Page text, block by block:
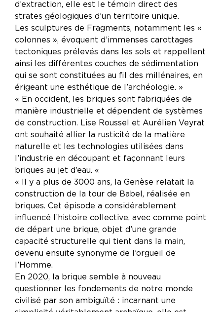
d’extraction, elle est le témoin direct des
strates géologiques d’un territoire unique.
Les sculptures de Fragments, notamment les «
colonnes », évoquent d’immenses carottages
tectoniques prélevés dans les sols et rappellent
ainsi les différentes couches de sédimentation
qui se sont constituées au fil des millénaires, en
érigeant une esthétique de l’archéologie. »
« En occident, les briques sont fabriquées de
manière industrielle et dépendent de systèmes
de construction. Lise Roussel et Aurélien Veyrat
ont souhaité allier la rusticité de la matière
naturelle et les technologies utilisées dans
l’industrie en découpant et façonnant leurs
briques au jet d’eau. «
« Il y a plus de 3000 ans, la Genèse relatait la
construction de la tour de Babel, réalisée en
briques. Cet épisode a considérablement
influencé l’histoire collective, avec comme point
de départ une brique, objet d’une grande
capacité structurelle qui tient dans la main,
devenu ensuite synonyme de l’orgueil de
l’Homme.
En 2020, la brique semble à nouveau
questionner les fondements de notre monde
civilisé par son ambiguïté : incarnant une